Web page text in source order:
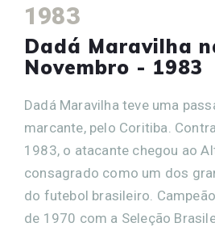
1983
Dadá Maravilha
Novembro - 1983
Dadá Maravilha teve uma
marcante, pelo Coritiba.
1983, o atacante chegou ao
consagrado como um dos
do futebol brasileiro.
de 1970 com a Seleção